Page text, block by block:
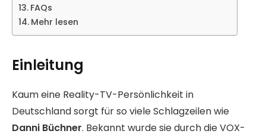
FAQs
Mehr lesen
Einleitung
Kaum eine Reality-TV-Persönlichkeit in
Deutschland sorgt für so viele Schlagzeilen wie
Danni Büchner. Bekannt wurde sie durch die VOX-